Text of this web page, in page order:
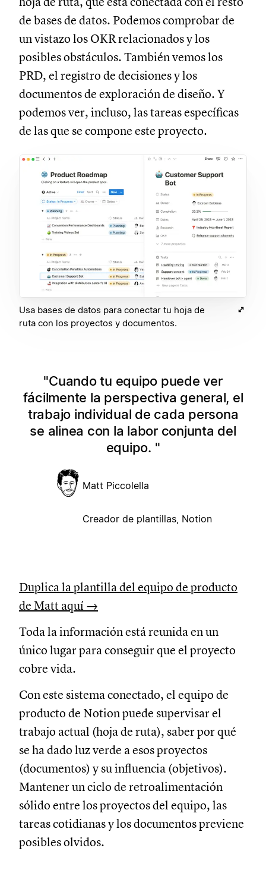
de bases de datos. Podemos comprobar de
un vistazo los OKR relacionados y los
posibles obstáculos. También vemos los
PRD, el registro de decisiones y los
documentos de exploración de diseño. Y
podemos ver, incluso, las tareas específicas
de las que se compone este proyecto.
Usa bases de datos para conectar tu hoja de
ruta con los proyectos y documentos.
Cuando tu equipo puede ver
fácilmente la perspectiva general, el
trabajo individual de cada persona
se alinea con la labor conjunta del
equipo.
Matt Piccolella
Creador de plantillas, Notion
Duplica la plantilla del equipo de producto
de Matt aquí →
Toda la información está reunida en un
único lugar para conseguir que el proyecto
cobre vida.
Con este sistema conectado, el equipo de
producto de Notion puede supervisar el
trabajo actual (hoja de ruta), saber por qué
se ha dado luz verde a esos proyectos
(documentos) y su influencia (objetivos).
Mantener un ciclo de retroalimentación
sólido entre los proyectos del equipo, las
tareas cotidianas y los documentos previene
posibles olvidos.